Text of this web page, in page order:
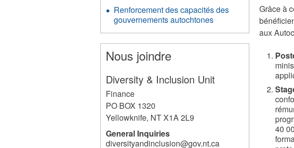
Grâce à
aux
40
Renforcement des capacités des
gouvernements autochtones
Nous joindre
Diversity & Inclusion Unit
Finance
PO BOX 1320
Yellowknife, NTX1A 2L9
General Inquiries
diversityandinclusion@gov.nt.ca